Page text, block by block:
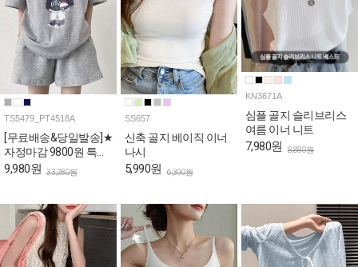
TS5479_PT4518A
[무료배송&당일발송]★
자정마감 9800원 특가
★캐주얼 베어 박시 티
셔츠+숏팬츠 2SET
9,980원 33,280원
SS657
신축 골지 베이직 이너
나시
5,990원 6,390원
KN3671A
심플 골지 슬리브리스
여름 이너 니트
7,980원 8,880원